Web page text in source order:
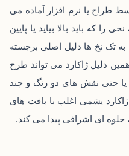
طراح یا نرم‌ افزار آماده می
که باید بالا بیاید یا پایین
تک نخ‌ ها دلیل اصلی برجسته
دلیل ژاکارد می ‌تواند طرح‌
حتی نقش ‌های دو رنگ و چند
یشمی اغلب با بافت ‌های
‌ای اشرافی پیدا می‌ کند.